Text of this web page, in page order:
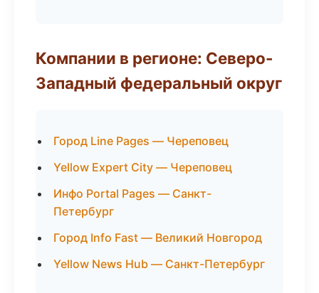
Компании в регионе: Северо-
Западный федеральный округ
Город Line Pages — Череповец
Yellow Expert City — Череповец
Инфо Portal Pages — Санкт-
Петербург
Город Info Fast — Великий Новгород
Yellow News Hub — Санкт-Петербург